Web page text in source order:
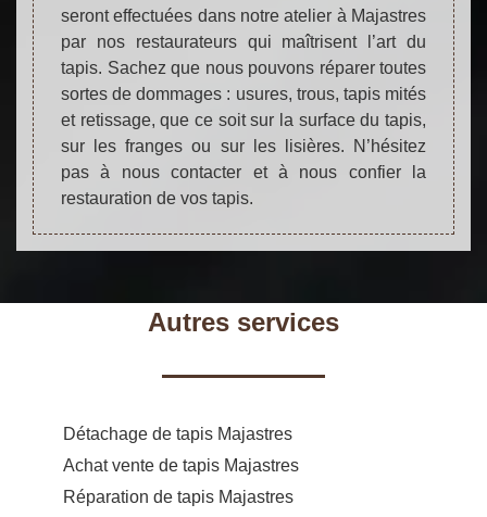
seront effectuées dans notre atelier à Majastres
par nos restaurateurs qui maîtrisent l’art du
tapis. Sachez que nous pouvons réparer toutes
sortes de dommages : usures, trous, tapis mités
et retissage, que ce soit sur la surface du tapis,
sur les franges ou sur les lisières. N’hésitez
pas à nous contacter et à nous confier la
restauration de vos tapis.
Autres services
Détachage de tapis Majastres
Achat vente de tapis Majastres
Réparation de tapis Majastres